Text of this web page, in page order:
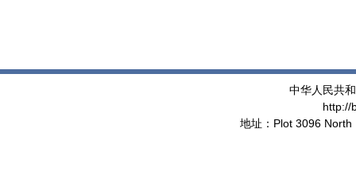
中华人民共
http://
地址：Plot 3096